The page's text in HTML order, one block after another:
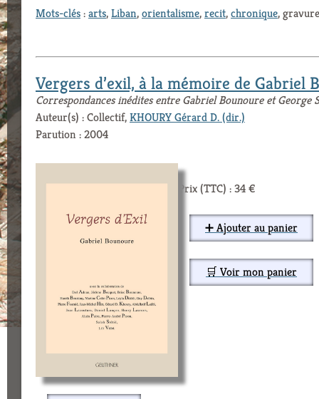
Mots-clés:arts,Liban,orientalisme,recit,chronique,
Vergers d’exil, à la mémoire de Gabriel
Correspondances inédites entre Gabriel Bounoure et George
Auteur(s) : Collectif,KHOURY Gérard D. (dir.)
Parution : 2004
Prix (TTC) : 34 €
➕ Ajouter au panier
🛒 Voir mon panier